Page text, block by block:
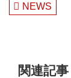
NEWS
関連記事